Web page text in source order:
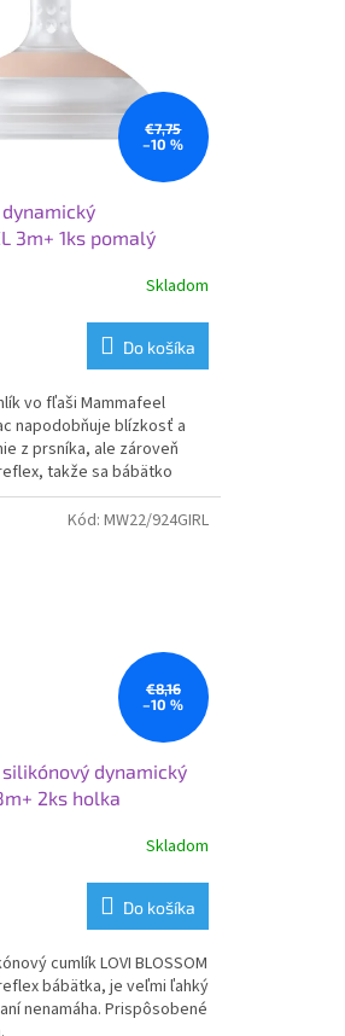
€7,75
–10 %
dynamický
3m+ 1ks pomalý
Skladom
Do košíka
vo fľaši Mammafeel
napodobňuje blízkosť a
z prsníka, ale zároveň
takže sa bábätko
k...
€8,16
–10 %
silikónový dynamický
2ks holka
Skladom
Do košíka
cumlík LOVI BLOSSOM
bábätka, je veľmi ľahký
nenamáha. Prispôsobené
Kód: MW22/924GIRL